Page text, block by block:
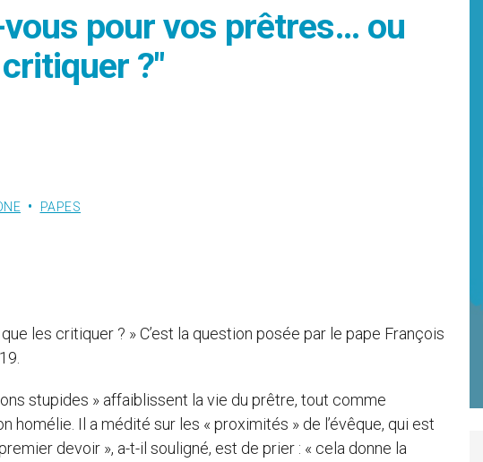
pour vos prêtres… ou
?"
PAPES
les critiquer ? » C’est la question posée par le pape François
stupides » affaiblissent la vie du prêtre, tout comme
homélie. Il a médité sur les « proximités » de l’évêque, qui est
devoir », a-t-il souligné, est de prier : « cela donne la